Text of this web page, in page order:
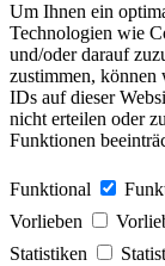
Um Ihnen ein
Technologien wie
und/oder darauf
zustimmen, können
IDs auf dieser
nicht erteilen oder
Funktionen
Funktional
Vorlieben
Statistiken